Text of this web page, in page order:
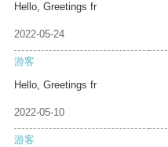
Hello, Greetings fr
2022-05-24
游客
Hello, Greetings fr
2022-05-10
游客